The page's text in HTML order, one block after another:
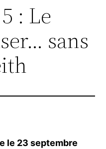
: Le
sans
le 23 septembre